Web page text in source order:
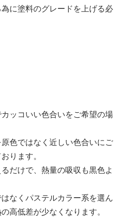
に塗料のグレードを上げる必
ッコいい色合いをご希望の場
色ではなく近しい色合いにご
ります。
だけで、熱量の吸収も黒色よ
なくパステルカラー系を選ん
高低差が少なくなります。